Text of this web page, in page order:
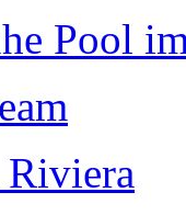
Pool